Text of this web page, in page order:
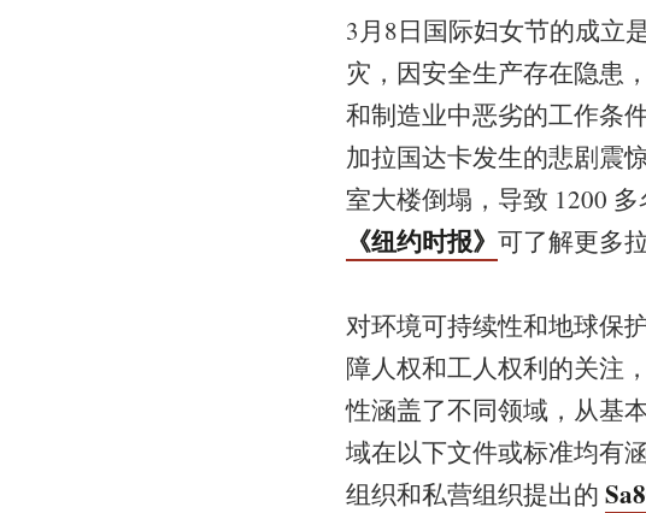
3月8日国际妇女节的成立
灾，因安全生产存在隐患
和制造业中恶劣的工作条
加拉国达卡发生的悲剧震
室大楼倒塌，导致 1200
《纽约时报》 可了解更多
对环境可持续性和地球保
障人权和工人权利的关注
性涵盖了不同领域，从基
域在以下文件或标准均有
组织和私营组织提出的